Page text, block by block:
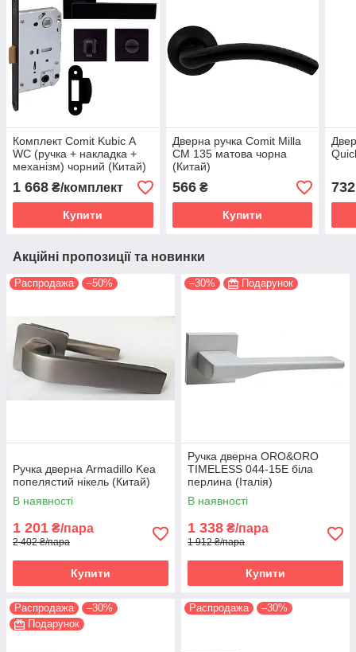
Комплект Comit Kubic А
WC (ручка + накладка +
механізм) чорний (Китай)
1 668 ₴/комплект
Купити
Дверна ручка Comit Milla
CM 135 матова чорна
(Китай)
566₴
Купити
732
Акційні пропозиції та новинки
Распродажа –50%
Ручка дверна Armadillo Kea
попелястий нікель (Китай)
В наявності
1 201 ₴/пара
2 402 ₴/пара
Купити
–30% Подарунок
Ручка дверна ORO&ORO
TIMELESS 044-15E біла
перлина (Італія)
В наявності
1 338 ₴/пара
1 912 ₴/пара
Купити
Распродажа
–30%
Подарунок
Распродажа –30%